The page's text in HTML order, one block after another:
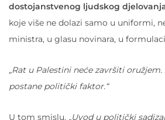
dostojanstvenog ljudskog
koje više ne dolazi samo u uniformi,
ministra, u glasu novinara, u
„Rat u Palestini neće završiti
postane politički faktor.“
U tom smislu, „Uvod u politički